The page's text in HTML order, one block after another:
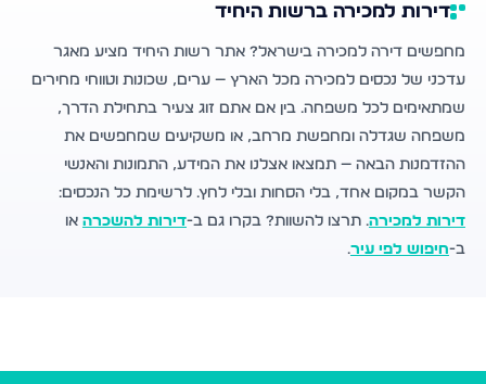
דירות למכירה ברשות היחיד
מחפשים דירה למכירה בישראל? אתר רשות היחיד מציע מאגר
עדכני של נכסים למכירה מכל הארץ — ערים, שכונות וטווחי מחירים
שמתאימים לכל משפחה. בין אם אתם זוג צעיר בתחילת הדרך,
משפחה שגדלה ומחפשת מרחב, או משקיעים שמחפשים את
ההזדמנות הבאה — תמצאו אצלנו את המידע, התמונות והאנשי
הקשר במקום אחד, בלי הסחות ובלי לחץ. לרשימת כל הנכסים:
דירות למכירה. תרצו להשוות? בקרו גם ב-דירות להשכרה או
ב-חיפוש לפי עיר.